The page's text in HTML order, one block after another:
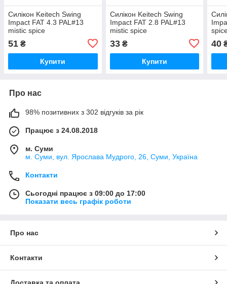
Силікон Keitech Swing
Impact FAT 4.3 PAL#13
mistic spice
51 ₴
Купити
Силікон Keitech Swing
Impact FAT 2.8 PAL#13
mistic spice
33₴
Купити
40
Про нас
98% позитивних з 302 відгуків за рік
Працює з 24.08.2018
м. Суми
м. Суми, вул. Ярослава Мудрого, 26, Суми, Україна
Контакти
Сьогодні працює з 09:00 до 17:00
Показати весь графік роботи
Про нас
Контакти